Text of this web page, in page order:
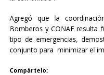
Agregó que la
Bomberos y CONAF resulta
tipo de emergencias,
conjunto para minimizar el
Compártelo: